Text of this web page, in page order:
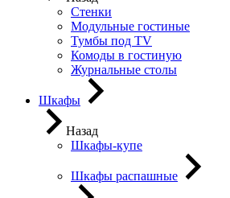
Стенки
Модульные гостиные
Тумбы под ТV
Комоды в гостиную
Журнальные столы
Шкафы
Назад
Шкафы-купе
Шкафы распашные